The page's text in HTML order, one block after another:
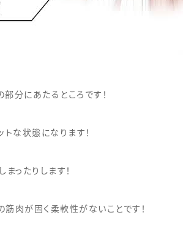
分にあたるところです！
トな状態になります！
ったりします！
肉が固く柔軟性がないことです！